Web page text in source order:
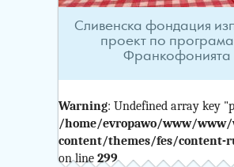
Сливенска фондация
проект по
Франкофонията
Warning: Undefined array key
/home/evropawo/www/www/
content/themes/fes/content-
on line 299